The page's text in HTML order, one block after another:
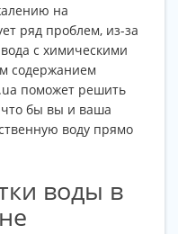
на
ряд проблем, из-за
с химическими
содержанием
поможет решить
бы вы и ваша
воду прямо
воды в